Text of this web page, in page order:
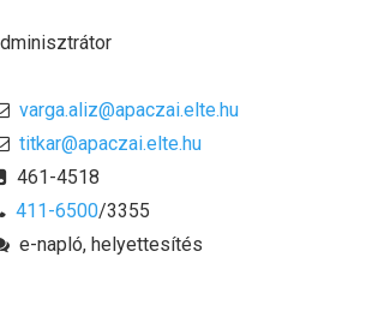
varga.aliz@apaczai.elte.hu
titkar@apaczai.elte.hu
461-4518
411-6500/3355
e-napló, helyettesítés